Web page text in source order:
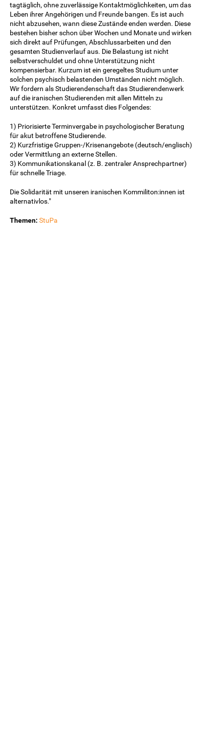
tagtäglich, ohne zuverlässige Kontaktmöglichkeiten, um das
Leben ihrer Angehörigen und Freunde bangen. Es ist auch
nicht abzusehen, wann diese Zustände enden werden. Diese
bestehen bisher schon über Wochen und Monate und wirken
sich direkt auf Prüfungen, Abschlussarbeiten und den
gesamten Studienverlauf aus. Die Belastung ist nicht
selbstverschuldet und ohne Unterstützung nicht
kompensierbar. Kurzum ist ein geregeltes Studium unter
solchen psychisch belastenden Umständen nicht möglich.
Wir fordern als Studierendenschaft das Studierendenwerk
auf die iranischen Studierenden mit allen Mitteln zu
unterstützen. Konkret umfasst dies Folgendes:
1) Priorisierte Terminvergabe in psychologischer Beratung
für akut betroffene Studierende.
2) Kurzfristige Gruppen-/Krisenangebote (deutsch/englisch)
oder Vermittlung an externe Stellen.
3) Kommunikationskanal (z. B. zentraler Ansprechpartner)
für schnelle Triage.
Die Solidarität mit unseren iranischen Kommiliton:innen ist
alternativlos."
Themen: StuPa